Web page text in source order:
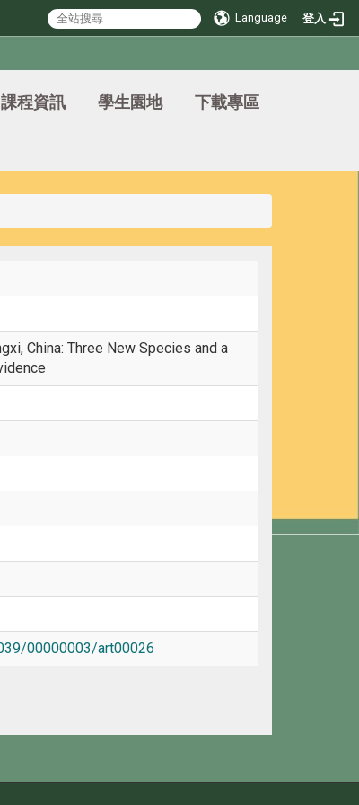
Language 登入
課程資訊 學生園地
下載專區
China: Three New Species and a
00000003/art00026